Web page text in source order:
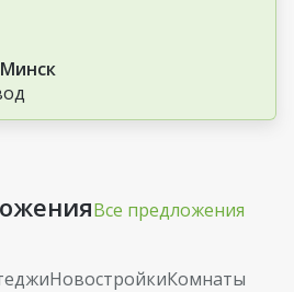
Все предложения
НовостройкиКомнаты